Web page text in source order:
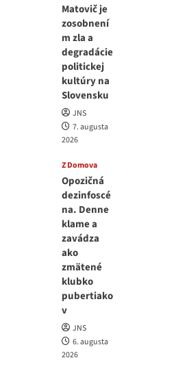
Matovič je
zosobnení
m zla a
degradácie
politickej
kultúry na
Slovensku
JNS
7. augusta
2026
Z Domova
Opozičná
dezinfoscé
na. Denne
klame a
zavádza
ako
zmätené
klubko
pubertiako
v
JNS
6. augusta
2026